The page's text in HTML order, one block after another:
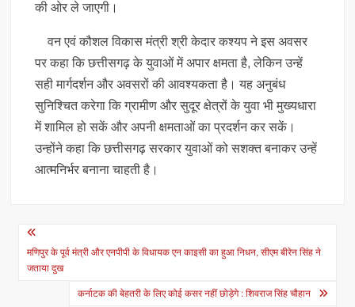
की ओर ले जाएगी।
वन एवं कौशल विकास मंत्री श्री केदार कश्यप ने इस अवसर
पर कहा कि छत्तीसगढ़ के युवाओं में अपार क्षमता है, लेकिन उन्हें
सही मार्गदर्शन और अवसरों की आवश्यकता है। यह अनुबंध
सुनिश्चित करेगा कि ग्रामीण और सुदूर क्षेत्रों के युवा भी मुख्यधारा
में शामिल हो सकें और अपनी क्षमताओं का प्रदर्शन कर सकें।
उन्होंने कहा कि छत्तीसगढ़ सरकार युवाओं को सशक्त बनाकर उन्हें
आत्मनिर्भर बनाना चाहती है।
Post
navigation
मणिपुर के पूर्व मंत्री और एनपीपी के विधायक एन काइसी का हुआ निधन, सीएम बीरेन सिंह ने
जताया दुख
कर्नाटक की बेहतरी के लिए कोई कसर नहीं छोड़ेगे : शिवराज सिंह चौहान